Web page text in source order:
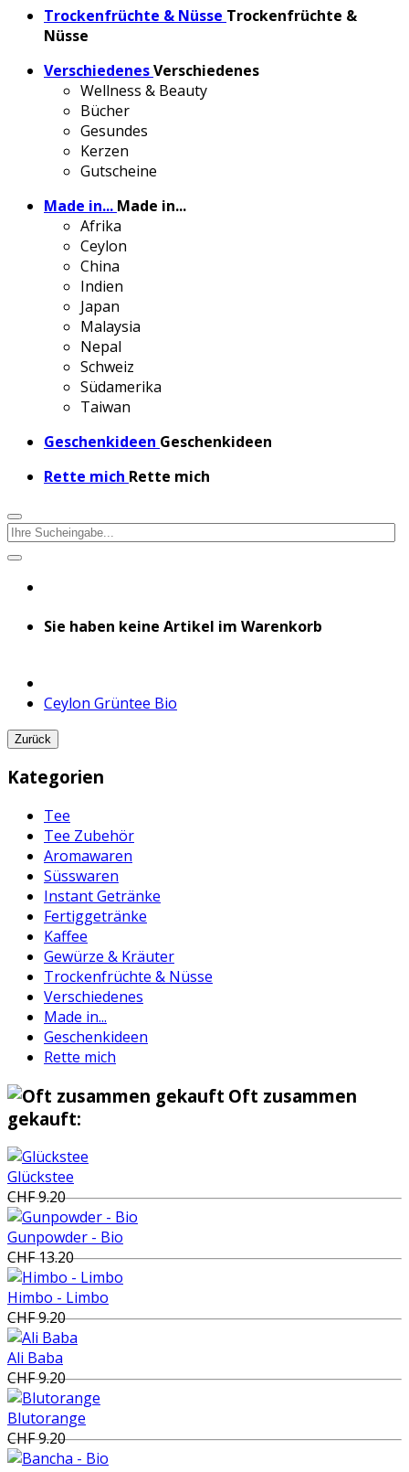
Trockenfrüchte & Nüsse Trockenfrüchte &
Nüsse
VerschiedenesVerschiedenes
Wellness & Beauty
Bücher
Gesundes
Kerzen
Gutscheine
Made in... Made in...
Afrika
Ceylon
China
Indien
Japan
Malaysia
Nepal
Schweiz
Südamerika
Taiwan
Geschenkideen Geschenkideen
Rette mich Rette mich
Sie haben keine Artikel im Warenkorb
Ceylon Grüntee Bio
Zurück
Kategorien
Tee
Tee Zubehör
Aromawaren
Süsswaren
Instant Getränke
Fertiggetränke
Kaffee
Gewürze & Kräuter
Trockenfrüchte & Nüsse
Verschiedenes
Made in...
Geschenkideen
Rette mich
Oft zusammen
gekauft:
Glückstee
CHF 9.20
Gunpowder - Bio
CHF 13.20
Himbo - Limbo
CHF 9.20
Ali Baba
CHF 9.20
Blutorange
CHF 9.20